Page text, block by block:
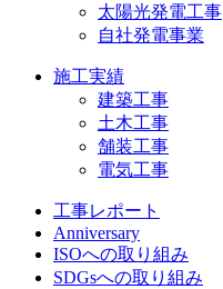
太陽光発電工事
自社発電事業
施工実績
建築工事
土木工事
舗装工事
電気工事
工事レポート
Anniversary
ISOへの取り組み
SDGsへの取り組み